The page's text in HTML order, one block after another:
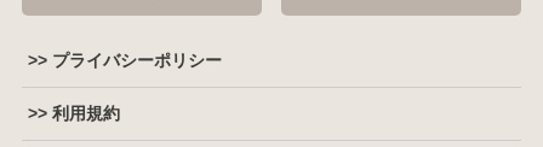
>> プライバシーポリシー
>> 利用規約